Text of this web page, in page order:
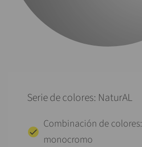
Serie de colores: NaturAL
Combinación de colores:
monocromo